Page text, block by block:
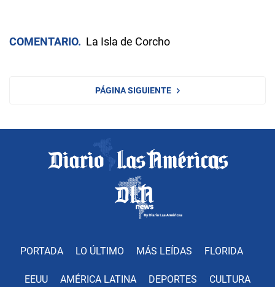
COMENTARIO La Isla de Corcho
PÁGINA SIGUIENTE
PORTADA LO ÚLTIMO MÁS LEÍDAS FLORIDA
EEUU AMÉRICA LATINA DEPORTES CULTURA